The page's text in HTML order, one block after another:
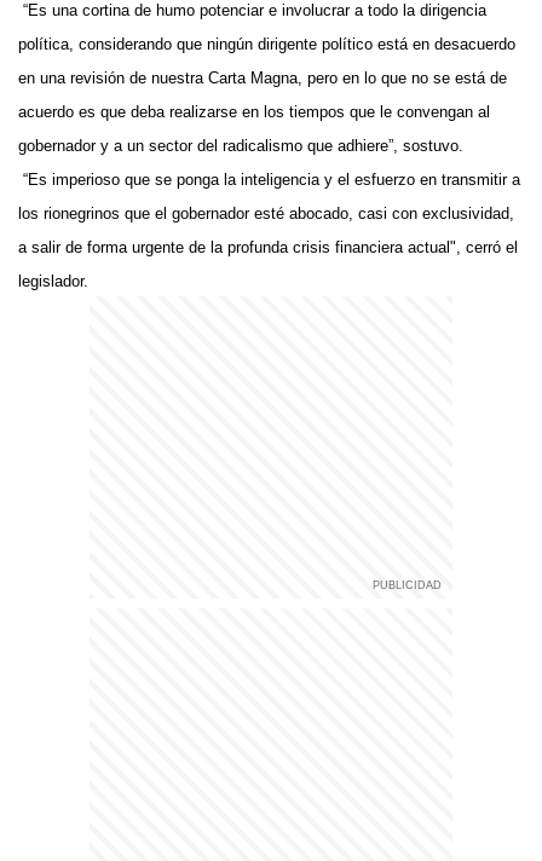
“Es una cortina de humo potenciar e involucrar a todo la dirigencia
política, considerando que ningún dirigente político está en desacuerdo
en una revisión de nuestra Carta Magna, pero en lo que no se está de
acuerdo es que deba realizarse en los tiempos que le convengan al
gobernador y a un sector del radicalismo que adhiere”, sostuvo.
“Es imperioso que se ponga la inteligencia y el esfuerzo en transmitir a
los rionegrinos que el gobernador esté abocado, casi con exclusividad,
a salir de forma urgente de la profunda crisis financiera actual", cerró el
legislador.